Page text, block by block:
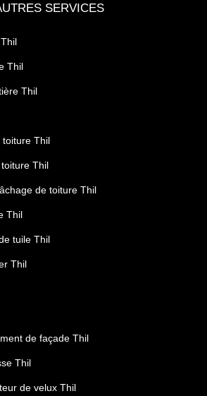
SERVICES
Thil
Thil
toiture Thil
Thil
de toiture Thil
Thil
tuile Thil
Thil
de façade Thil
Thil
de velux Thil